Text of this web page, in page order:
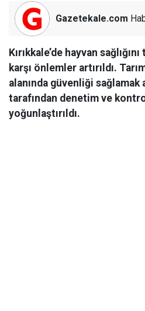
Gazetekale.com
Kırıkkale’de hayvan
karşı önlemler artırıldı.
alanında güvenliği sağlamak
tarafından denetim ve
yoğunlaştırıldı.